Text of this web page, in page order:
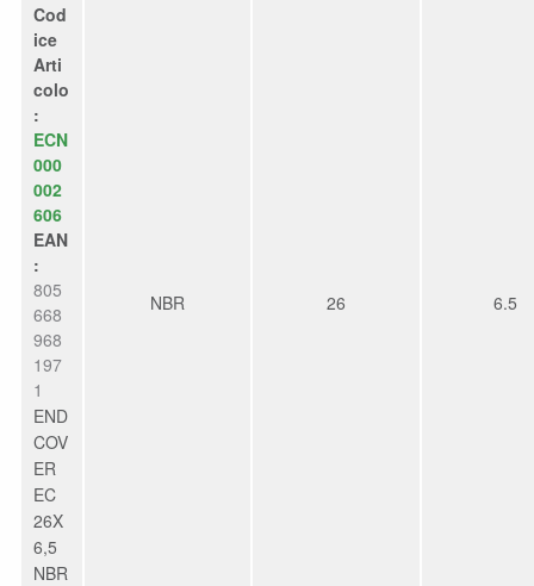
Cod
ice
Arti
colo
:
ECN
000
002
606
EAN
:
805
668
968
197
1
END
COV
ER
EC
26X
6,5
NBR
NBR 26 6.5